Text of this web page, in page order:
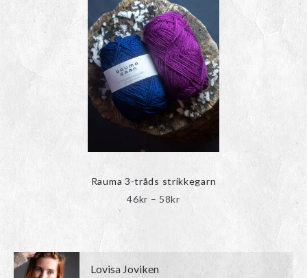
Rauma 3-tråds strikkegarn
46kr – 58krPrisintervall:
Lovisa Joviken